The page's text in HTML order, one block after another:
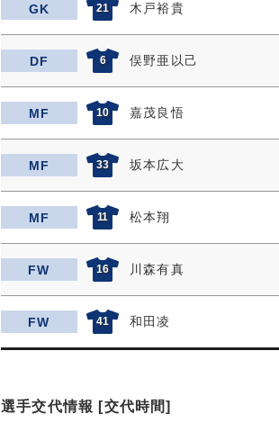
GK 21 木戸裕貴
DF 6 俣野亜以己
MF 10 嘉茂良悟
MF 33 坂本広大
MF 11 松本翔
FW 16 川森有真
FW 41 和田凌
選手交代情報 [交代時間]